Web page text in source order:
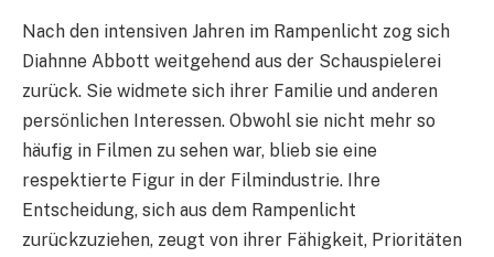
Nach den intensiven Jahren im Rampenlicht zog sich
Diahnne Abbott weitgehend aus der Schauspielerei
zurück. Sie widmete sich ihrer Familie und anderen
persönlichen Interessen. Obwohl sie nicht mehr so
häufig in Filmen zu sehen war, blieb sie eine
respektierte Figur in der Filmindustrie. Ihre
Entscheidung, sich aus dem Rampenlicht
zurückzuziehen, zeugt von ihrer Fähigkeit, Prioritäten